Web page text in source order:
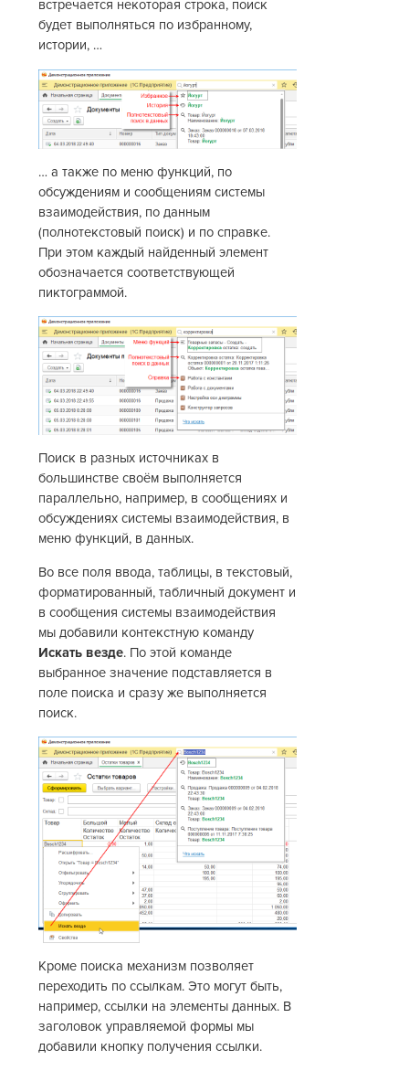
встречается некоторая строка, поиск
будет выполняться по избранному,
истории, …
… а также по меню функций, по
обсуждениям и сообщениям системы
взаимодействия, по данным
(полнотекстовый поиск) и по справке.
При этом каждый найденный элемент
обозначается соответствующей
пиктограммой.
Поиск в разных источниках в
большинстве своём выполняется
параллельно, например, в сообщениях и
обсуждениях системы взаимодействия, в
меню функций, в данных.
Во все поля ввода, таблицы, в текстовый,
форматированный, табличный документ и
в сообщения системы взаимодействия
мы добавили контекстную команду
Искать везде. По этой команде
выбранное значение подставляется в
поле поиска и сразу же выполняется
поиск.
Кроме поиска механизм позволяет
переходить по ссылкам. Это могут быть,
например, ссылки на элементы данных. В
заголовок управляемой формы мы
добавили кнопку получения ссылки.